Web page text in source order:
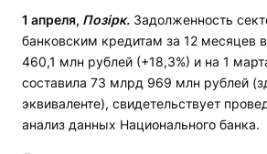
1 апреля, Позірк. Задолженность
банковским кредитам за 12 месяцев
460,1 млн рублей (+18,3%) и на 1
составила 73 млрд 969 млн рублей
эквиваленте), свидетельствует
анализ данных Национального банка.